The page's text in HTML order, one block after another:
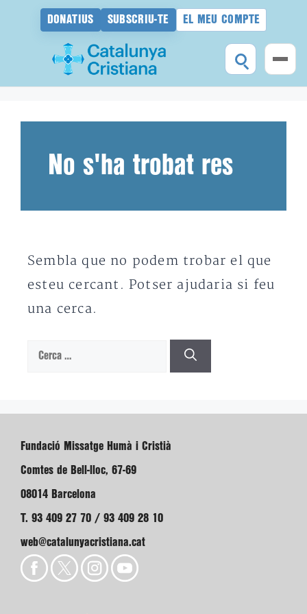
DONATIUS SUBSCRIU-TE EL MEU COMPTE
No s'ha trobat res
Sembla que no podem trobar el que
esteu cercant. Potser ajudaria si feu
una cerca.
Cerca:
Fundació Missatge Humà i Cristià
Comtes de Bell-lloc, 67-69
08014 Barcelona
T. 93 409 27 70 / 93 409 28 10
web@catalunyacristiana.cat